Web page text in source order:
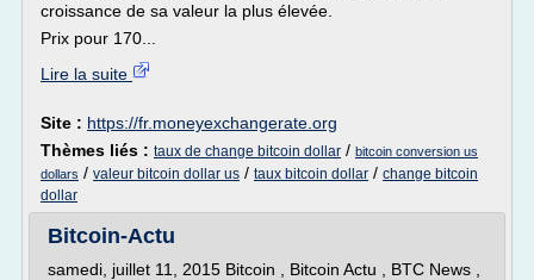
croissance de sa valeur la plus élevée.
Prix pour 170...
Lire la suite
Site : https://fr.moneyexchangerate.org
Thèmes liés : taux de change bitcoin dollar / bitcoin conversion us
dollars / valeur bitcoin dollar us / taux bitcoin dollar / change bitcoin
dollar
Bitcoin-Actu
samedi, juillet 11, 2015 Bitcoin , Bitcoin Actu , BTC News ,